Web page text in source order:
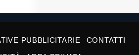
PUBBLICITARIE
CONTATTI